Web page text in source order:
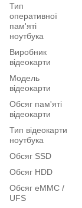
Тип
оперативної
пам'яті
ноутбука
Виробник
відеокарти
Модель
відеокарти
Обсяг пам'яті
відеокарти
Тип відеокарти
ноутбука
Обсяг SSD
Обсяг HDD
Обсяг eMMC /
UFS